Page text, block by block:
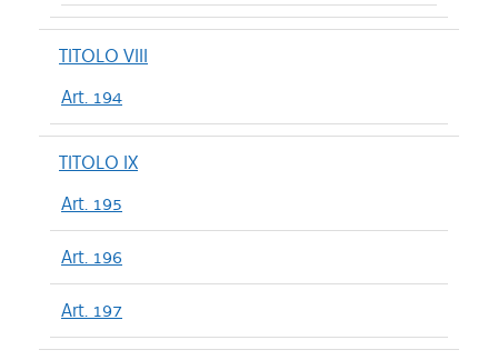
TITOLO VIII
Art. 194
TITOLO IX
Art. 195
Art. 196
Art. 197